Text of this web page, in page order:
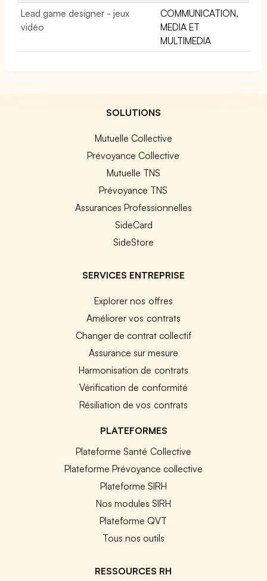
Lead game designer - jeux
vidéo
COMMUNICATION,
MEDIA ET
MULTIMEDIA
SOLUTIONS
Mutuelle Collective
Prévoyance Collective
Mutuelle TNS
Prévoyance TNS
Assurances Professionnelles
SideCard
SideStore
SERVICES ENTREPRISE
Explorer nos offres
Améliorer vos contrats
Changer de contrat collectif
Assurance sur mesure
Harmonisation de contrats
Vérification de conformité
Résiliation de vos contrats
PLATEFORMES
Plateforme Santé Collective
Plateforme Prévoyance collective
Plateforme SIRH
Nos modules SIRH
Plateforme QVT
Tous nos outils
RESSOURCES RH